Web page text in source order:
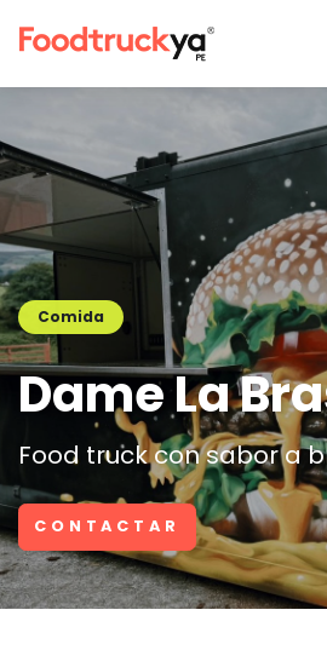
Comida
Dame La
Food truck con sabor a
CONTACTAR